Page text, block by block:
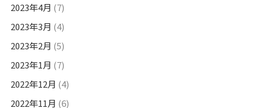
2023年4月 (7)
2023年3月 (4)
2023年2月 (5)
2023年1月 (7)
2022年12月 (4)
2022年11月 (6)